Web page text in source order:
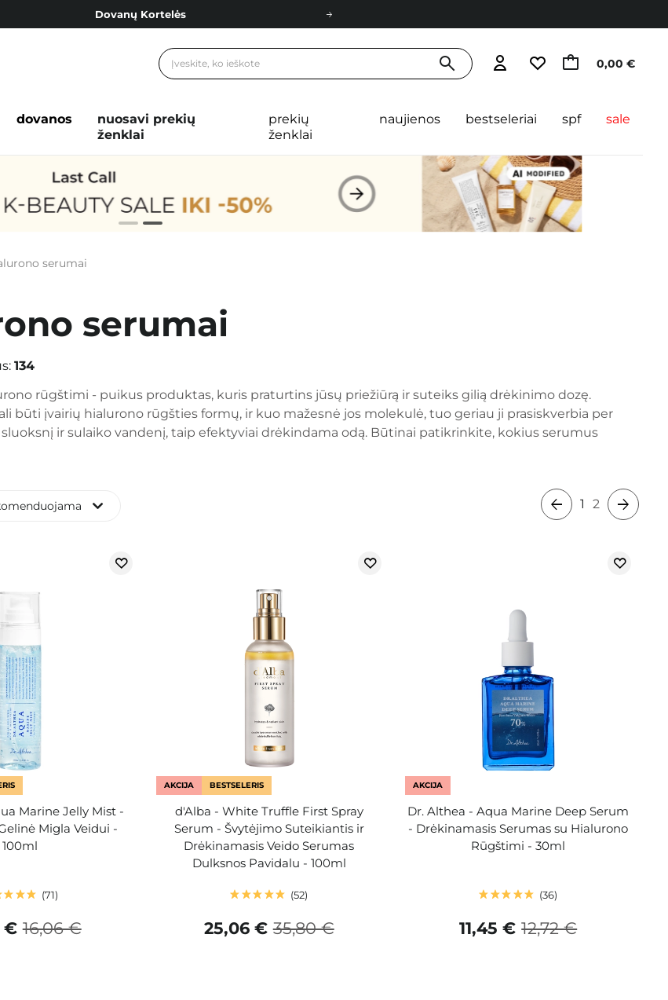
Dovanų Kortelės
Nemokamas pristatymas nuo 40,00 € 0,00 €
dovanos
nuosavi prekių
ženklai
prekių
ženklai
naujienos bestseleriai spf sale
serumai
serumai
134
rūgštimi - puikus produktas, kuris praturtins jūsų priežiūrą ir suteiks gilią drėkinimo dozę.
būti įvairių hialurono rūgšties formų, ir kuo mažesnė jos molekulė, tuo geriau ji prasiskverbia per
ir sulaiko vandenį, taip efektyviai drėkindama odą. Būtinai patikrinkite, kokius serumus
1 2
Marine Jelly Mist -
Migla Veidui -
100ml
71
16,06 €
€
AKCIJA BESTSELERIS
d'Alba - White Truffle First Spray
Serum - Švytėjimo Suteikiantis ir
Drėkinamasis Veido Serumas
Dulksnos Pavidalu - 100ml
52
35,80 €
25,06 €
AKCIJA
Dr. Althea - Aqua Marine Deep Serum
- Drėkinamasis Serumas su Hialurono
Rūgštimi - 30ml
36
12,72 €
11,45 €